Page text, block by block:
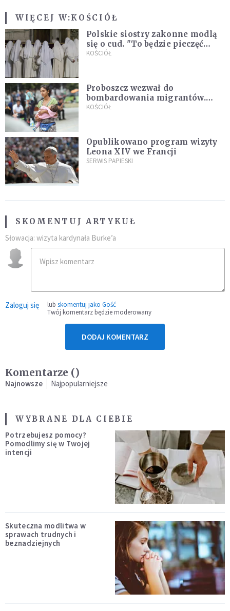
WIĘCEJ W:KOŚCIÓŁ
Polskie siostry zakonne modlą
się o cud. "To będzie pieczęć
Pana Boga dla naszej wiary"
KOŚCIÓŁ
Proboszcz wezwał do
bombardowania migrantów.
"Masowy ogień przeciwko
KOŚCIÓŁ
Opublikowano program wizyty
Leona XIV we Francji
SERWIS PAPIESKI
SKOMENTUJ ARTYKUŁ
Słowacja: wizyta kardynała Burke’a
Zaloguj się lub skomentuj jako Gość
Twój komentarz będzie moderowany
DODAJ KOMENTARZ
Komentarze ()
Najnowsze Najpopularniejsze
WYBRANE DLA CIEBIE
Potrzebujesz pomocy?
Pomodlimy się w Twojej
intencji
Skuteczna modlitwa w
sprawach trudnych i
beznadziejnych